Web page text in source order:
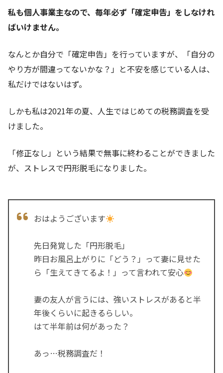
私も個人事業主なので、毎年必ず「確定申告」をしなけれ
ばいけません。
なんとか自分で「確定申告」を行っていますが、「自分の
やり方が間違ってないかな？」と不安を感じている人は、
私だけではないはず。
しかも私は2021年の夏、人生ではじめての税務調査を受
けました。
「修正なし」という結果で無事に終わることができました
が、ストレスで円形脱毛になりました。
おはようございます
先日発覚した「円形脱毛」
昨日お風呂上がりに「どう？」って妻に見せた
ら「生えてきてるよ！」って言われて安心
妻の友人が言うには、強いストレスがあると半
年後くらいに起きるらしい。
はて半年前は何があった？
あっ…税務調査だ！